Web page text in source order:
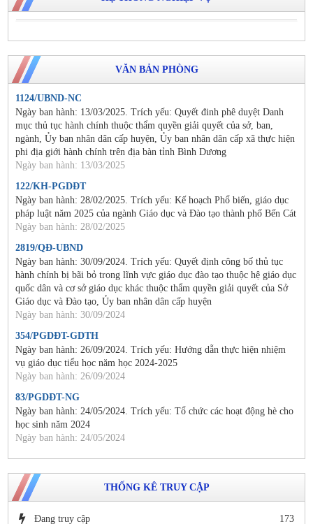
VĂN BẢN PHÒNG
1124/UBND-NC
Ngày ban hành: 13/03/2025. Trích yếu: Quyết đinh phê duyệt Danh
mục thủ tục hành chính thuộc thẩm quyền giải quyết của sở, ban,
ngành, Ủy ban nhân dân cấp huyện, Ủy ban nhân dân cấp xã thực hiện
phi địa giới hành chính trên địa bàn tỉnh Bình Dương
Ngày ban hành: 13/03/2025
122/KH-PGDĐT
Ngày ban hành: 28/02/2025. Trích yếu: Kế hoạch Phổ biến, giáo dục
pháp luật năm 2025 của ngành Giáo dục và Đào tạo thành phố Bến Cát
Ngày ban hành: 28/02/2025
2819/QĐ-UBND
Ngày ban hành: 30/09/2024. Trích yếu: Quyết định công bố thủ tục
hành chính bị bãi bỏ trong lĩnh vực giáo dục đào tạo thuộc hệ giáo dục
quốc dân và cơ sở giáo dục khác thuộc thẩm quyền giải quyết của Sở
Giáo dục và Đào tạo, Ủy ban nhân dân cấp huyện
Ngày ban hành: 30/09/2024
354/PGDĐT-GDTH
Ngày ban hành: 26/09/2024. Trích yếu: Hướng dẫn thực hiện nhiệm
vụ giáo dục tiểu học năm học 2024-2025
Ngày ban hành: 26/09/2024
83/PGDĐT-NG
Ngày ban hành: 24/05/2024. Trích yếu: Tổ chức các hoạt động hè cho
học sinh năm 2024
Ngày ban hành: 24/05/2024
THỐNG KÊ TRUY CẬP
Đang truy cập 173